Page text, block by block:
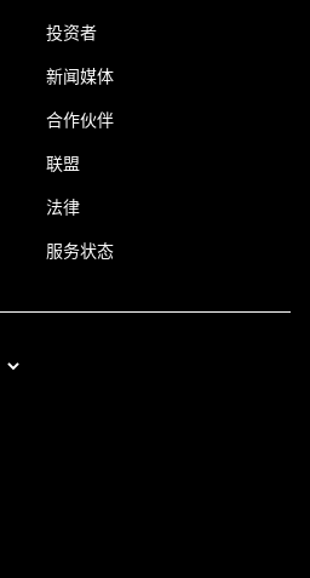
投资者
新闻媒体
合作伙伴
联盟
法律
服务状态